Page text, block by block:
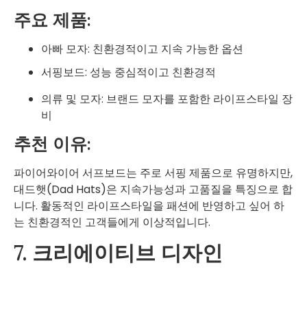
주요 제품:
아빠 모자: 친환경적이고 지속 가능한 옵션
서핑보드: 성능 중심적이고 친환경적
의류 및 모자: 브랜드 모자를 포함한 라이프스타일 장
비
추천 이유:
파이어와이어 서프보드는 주로 서핑 제품으로 유명하지만,
대드햇(Dad Hats)은 지속가능성과 고품질을 특징으로 합
니다. 활동적인 라이프스타일을 패션에 반영하고 싶어 하
는 친환경적인 고객들에게 이상적입니다.
7. 크리에이티브 디자인